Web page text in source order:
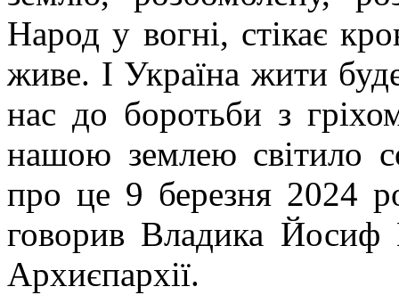
Народ у вогні, стікає
живе. І Україна жити
нас до боротьби з
нашою землею світило
про це 9 березня 2024
говорив Владика Йосиф
Архиєпархії.